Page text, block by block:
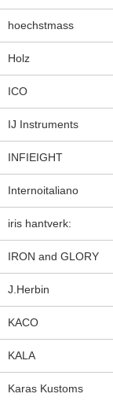
hoechstmass
Holz
ICO
IJ Instruments
INFIEIGHT
Internoitaliano
iris hantverk:
IRON and GLORY
J.Herbin
KACO
KALA
Karas Kustoms